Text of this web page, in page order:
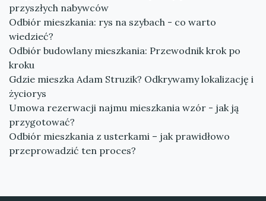
przyszłych nabywców
Odbiór mieszkania: rys na szybach - co warto
wiedzieć?
Odbiór budowlany mieszkania: Przewodnik krok po
kroku
Gdzie mieszka Adam Struzik? Odkrywamy lokalizację i
życiorys
Umowa rezerwacji najmu mieszkania wzór - jak ją
przygotować?
Odbiór mieszkania z usterkami – jak prawidłowo
przeprowadzić ten proces?